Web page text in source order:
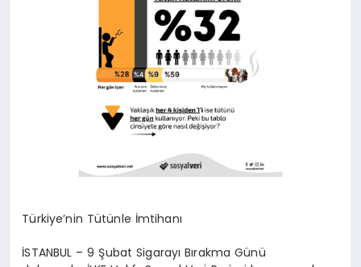
Türkiye’nin Tütünle İmtihanı
İSTANBUL – 9 Şubat Sigarayı Bırakma Günü